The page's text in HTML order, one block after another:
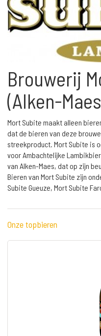
Brouwerij
(Alken-
Mort Subite maakt alleen
dat de bieren van deze
streekproduct. Mort Subite is
voor Ambachtelijke
van Alken-Maes, dat op zijn
Bieren van Mort Subite zijn
Subite Gueuze, Mort Subite
Onze topbieren